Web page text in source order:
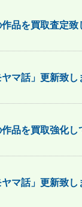
作品を買取査定致
ヤマ話」更新致し
品を買取強化し
ヤマ話」更新致し